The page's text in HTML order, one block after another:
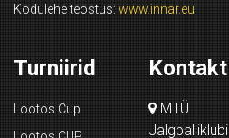
Kodulehe teostus: www.innar.eu
Turniirid
Lootos Cup
Kontakt
MTÜ
Jalgpalliklubi